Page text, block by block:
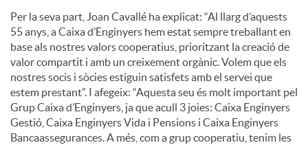
Per la seva part, Joan Cavallé ha explicat: “Al llarg d’aquests
55 anys, a Caixa d’Enginyers hem estat sempre treballant en
base als nostres valors cooperatius, prioritzant la creació de
valor compartit i amb un creixement orgànic. Volem que els
nostres socis i sòcies estiguin satisfets amb el servei que
estem prestant”. I afegeix: “Aquesta seu és molt important pel
Grup Caixa d’Enginyers, ja que acull 3 joies: Caixa Enginyers
Gestió, Caixa Enginyers Vida i Pensions i Caixa Enginyers
Bancaassegurances. A més, com a grup cooperatiu, tenim les